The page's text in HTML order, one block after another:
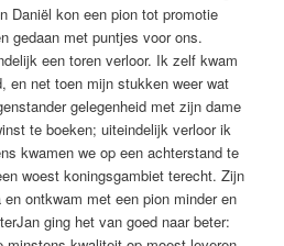
Daniël kon een pion tot promotie
gedaan met pun­tjes voor ons.
een toren verloor. Ik zelf kwam
en net toen mijn stukken weer wat
gelegenheid met zijn dame
te boeken; uiteindelijk verloor ik
kwamen we op een ach­ter­stand te
woest koningsgambiet terecht. Zijn
ontkwam met een pion minder en
ging het van goed naar beter: